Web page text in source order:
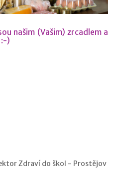
našim (Vašim) zrcadlem a
)
Zdraví do škol - Prostějov